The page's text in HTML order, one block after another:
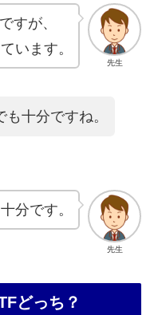
先生
すが、
います。
十分ですね。
先生
分です。
どっち？